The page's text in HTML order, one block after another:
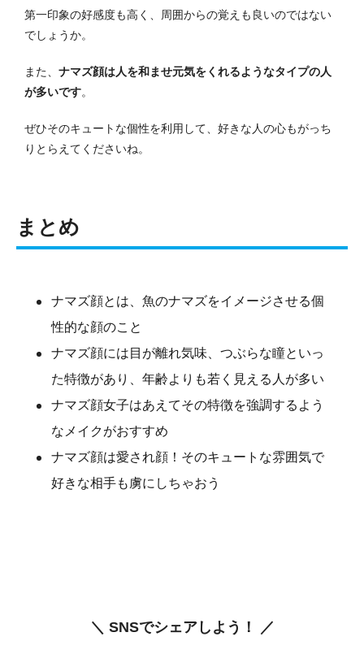
第一印象の好感度も高く、周囲からの覚えも良いのではない
でしょうか。
また、 ナマズ顔は人を和ませ元気をくれるようなタイプの人
が多いです。
ぜひそのキュートな個性を利用して、好きな人の心もがっち
りとらえてくださいね。
まとめ
ナマズ顔とは、魚のナマズをイメージさせる個
性的な顔のこと
ナマズ顔には目が離れ気味、つぶらな瞳といっ
た特徴があり、年齢よりも若く見える人が多い
ナマズ顔女子はあえてその特徴を強調するよう
なメイクがおすすめ
ナマズ顔は愛され顔！そのキュートな雰囲気で
好きな相手も虜にしちゃおう
＼ SNSでシェアしよう！ ／